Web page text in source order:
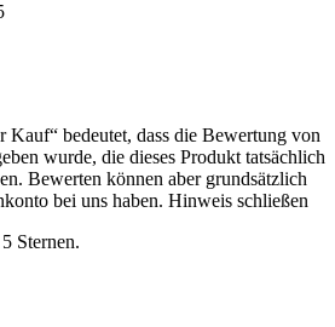
Kauf“ bedeutet, dass die Bewertung von
wurde, die dieses Produkt tatsächlich
Bewerten können aber grundsätzlich
bei uns haben. Hinweis schließen
Sternen.